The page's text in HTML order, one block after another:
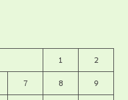
1 2
7 8 9